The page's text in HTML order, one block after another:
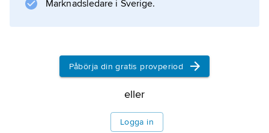
Marknadsledare i Sverige.
Påbörja din gratis provperiod
eller
Logga in